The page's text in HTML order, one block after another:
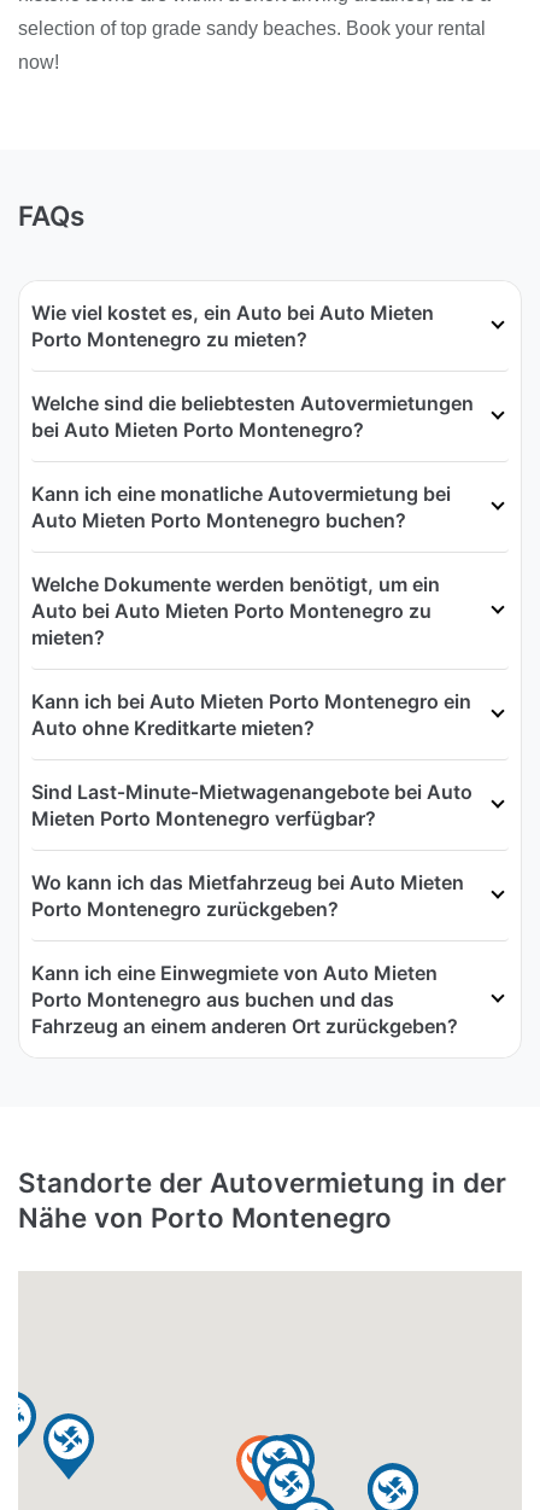
selection of top grade sandy beaches. Book your rental
now!
FAQs
Wie viel kostet es, ein Auto bei Auto Mieten
Porto Montenegro zu mieten?
Welche sind die beliebtesten Autovermietungen
bei Auto Mieten Porto Montenegro?
Kann ich eine monatliche Autovermietung bei
Auto Mieten Porto Montenegro buchen?
Welche Dokumente werden benötigt, um ein
Auto bei Auto Mieten Porto Montenegro zu
mieten?
Kann ich bei Auto Mieten Porto Montenegro ein
Auto ohne Kreditkarte mieten?
Sind Last‑Minute‑Mietwagenangebote bei Auto
Mieten Porto Montenegro verfügbar?
Wo kann ich das Mietfahrzeug bei Auto Mieten
Porto Montenegro zurückgeben?
Kann ich eine Einwegmiete von Auto Mieten
Porto Montenegro aus buchen und das
Fahrzeug an einem anderen Ort zurückgeben?
Standorte der Autovermietung in der
Nähe von Porto Montenegro